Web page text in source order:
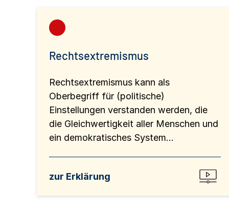
Rechtsextremismus
Rechtsextremismus kann als
Oberbegriff für (politische)
Einstellungen verstanden werden, die
die Gleichwertigkeit aller Menschen und
ein demokratisches System...
zur Erklärung